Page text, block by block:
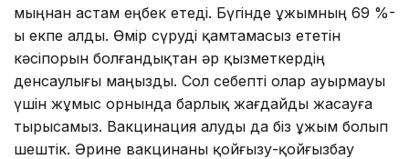
мыңнан астам еңбек етеді. Бүгінде ұжымның 69 %-
ы екпе алды. Өмір сүруді қамтамасыз ететін
кәсіпорын болғандықтан әр қызметкердің
денсаулығы маңызды. Сол себепті олар ауырмауы
үшін жұмыс орнында барлық жағдайды жасауға
тырысамыз. Вакцинация алуды да біз ұжым болып
шештік. Әрине вакцинаны қойғызу-қойғызбау